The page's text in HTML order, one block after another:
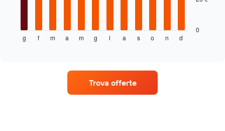
mostra
g f m a m g l a s o n d
0
Trova offerte